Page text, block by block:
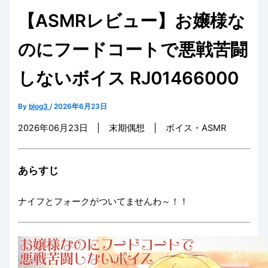
【ASMRレビュー】お嬢様な
のにフードコートで悪戦苦闘
しないボイス RJ01466000
By blog3/2026年6月23日
2026年06月23日 | 末期偶想 | ボイス・ASMR
あらすじ
ナイフとフォークがついてませんわ～！！